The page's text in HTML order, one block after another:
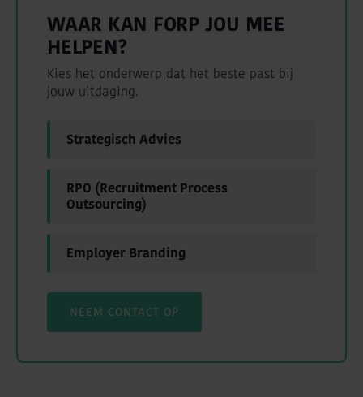
WAAR KAN FORP JOU MEE
HELPEN?
Kies het onderwerp dat het beste past bij
jouw uitdaging.
Strategisch Advies
RPO (Recruitment Process
Outsourcing)
Employer Branding
NEEM CONTACT OP